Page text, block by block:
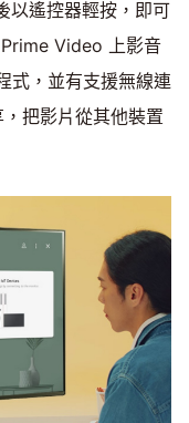
以遙控器輕按，即可
Video 上影音
式，並有支援無線連
把影片從其他裝置